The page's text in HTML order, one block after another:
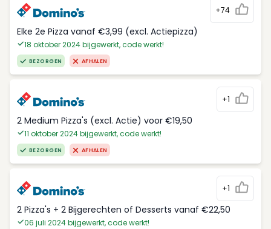
+74
Elke 2e Pizza vanaf €3,99 (excl. Actiepizza)
18 oktober 2024 bijgewerkt, code werkt!
BEZORGEN AFHALEN
+1
2 Medium Pizza's (excl. Actie) voor €19,50
11 oktober 2024 bijgewerkt, code werkt!
BEZORGEN AFHALEN
+1
2 Pizza's + 2 Bijgerechten of Desserts vanaf €22,50
06 juli 2024 bijgewerkt, code werkt!